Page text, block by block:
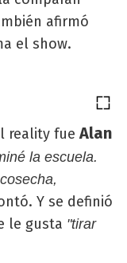
afirmó
el show.
reality fueAlan
la escuela.
Y se definió
le gusta "tirar